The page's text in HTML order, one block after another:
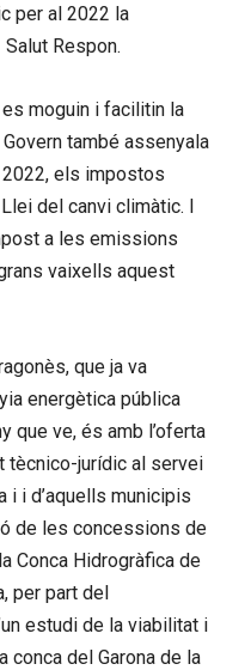
per al 2022 la
Respon.
moguin i facilitin la
també assenyala
2022, els impostos
del canvi climàtic. I
a les emissions
vaixells aquest
que ja va
energètica pública
que ve, és amb l’oferta
tècnico-jurídic al servei
i i d’aquells municipis
de les concessions de
Conca Hidrogràfica de
per part del
estudi de la viabilitat i
del Garona de la